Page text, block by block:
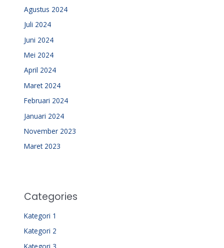
Agustus 2024
Juli 2024
Juni 2024
Mei 2024
April 2024
Maret 2024
Februari 2024
Januari 2024
November 2023
Maret 2023
Categories
Kategori 1
Kategori 2